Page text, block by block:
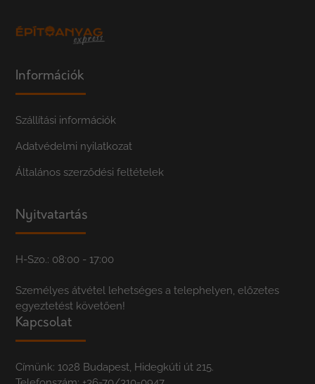
Információk
Szállítási információk
Adatvédelmi nyilatkozat
Általános szerződési feltételek
Nyitvatartás
H-Szo.: 08:00 - 17:00
Személyes átvétel lehetséges a telephelyen, előzetes
egyeztetést követően!
Kapcsolat
Címünk: 1028 Budapest, Hidegkúti út 215.